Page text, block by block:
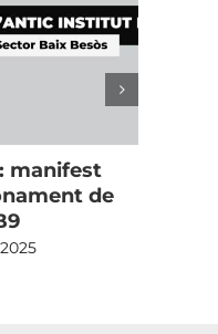
manifest
de